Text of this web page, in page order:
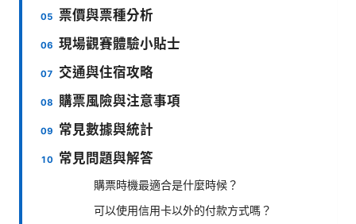
票價與票種分析
現場觀賽體驗小貼士
交通與住宿攻略
購票風險與注意事項
常見數據與統計
常見問題與解答
購票時機最適合是什麼時候？
可以使用信用卡以外的付款方式嗎？